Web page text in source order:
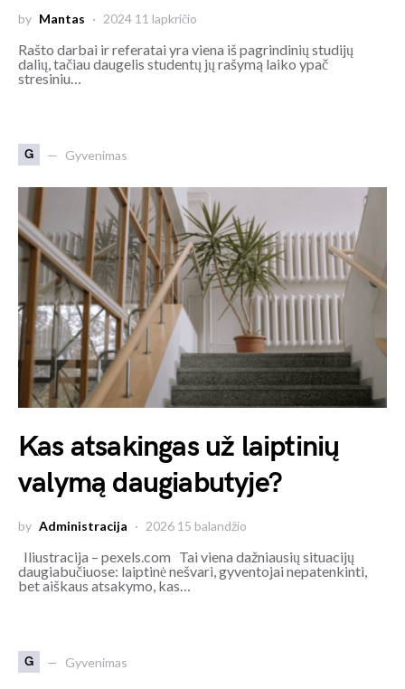
by Mantas 2024 11 lapkričio
Rašto darbai ir referatai yra viena iš pagrindinių studijų
dalių, tačiau daugelis studentų jų rašymą laiko ypač
stresiniu…
G Gyvenimas
Kas atsakingas už laiptinių
valymą daugiabutyje?
by Administracija 2026 15 balandžio
Iliustracija – pexels.com Tai viena dažniausių situacijų
daugiabučiuose: laiptinė nešvari, gyventojai nepatenkinti,
bet aiškaus atsakymo, kas…
G Gyvenimas